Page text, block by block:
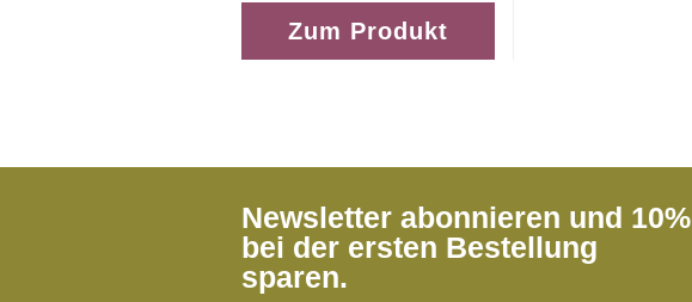
Zum Produkt
Newsletter abonnieren und 10%
bei der ersten Bestellung
sparen.